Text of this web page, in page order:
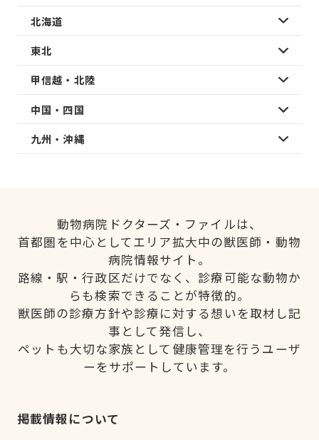
北海道
東北
甲信越・北陸
中国・四国
九州・沖縄
動物病院ドクターズ・ファイルは、
首都圏を中心としてエリア拡大中の獣医師・動物
病院情報サイト。
路線・駅・行政区だけでなく、診療可能な動物か
らも検索できることが特徴的。
獣医師の診療方針や診療に対する想いを取材し記
事として発信し、
ペットも大切な家族として健康管理を行うユーザ
ーをサポートしています。
掲載情報について